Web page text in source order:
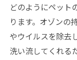
どのようにペット
ります。オゾンの
やウイルスを除去
洗い流してくれる